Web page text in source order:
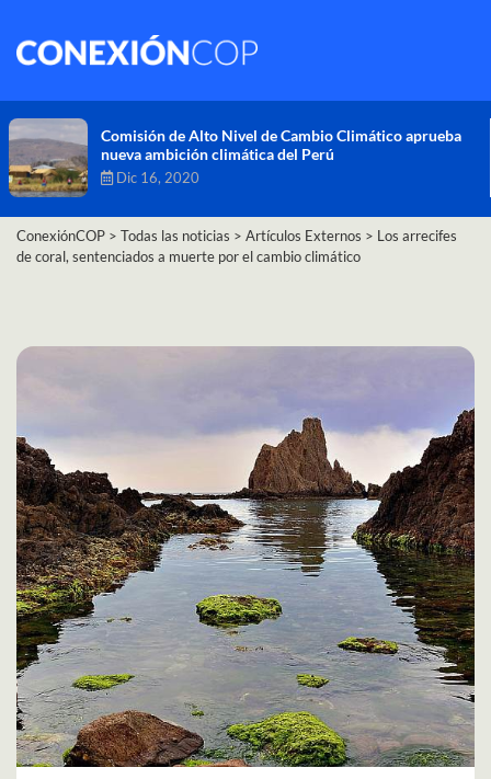
Comisión de Alto Nivel de Cambio Climático aprueba
nueva ambición climática del Perú
Dic 16, 2020
ConexiónCOP > Todas las noticias > Artículos Externos > Los arrecifes
de coral, sentenciados a muerte por el cambio climático